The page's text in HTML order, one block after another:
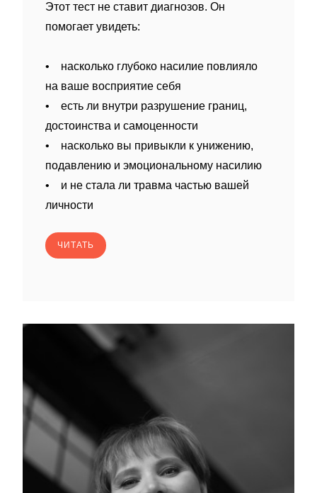
Этот тест не ставит диагнозов. Он
помогает увидеть:
• насколько глубоко насилие повлияло
на ваше восприятие себя
• есть ли внутри разрушение границ,
достоинства и самоценности
• насколько вы привыкли к унижению,
подавлению и эмоциональному насилию
• и не стала ли травма частью вашей
личности
ЧИТАТЬ